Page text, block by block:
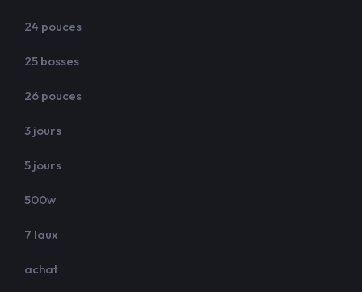
24 pouces
25 bosses
26 pouces
3 jours
5 jours
500w
7 laux
achat